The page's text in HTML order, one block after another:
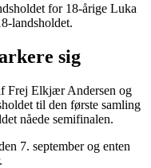
for 18-årige Luka
landsholdet.
sig
Frej Elkjær Andersen og
til den første samling
nåede semifinalen.
7. september og enten